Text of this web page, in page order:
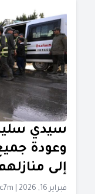
سيدي
وعودة
إلى
فبراير 16, 2026